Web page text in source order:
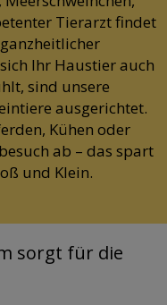
Tierarzt findet
Ihr Haustier auch
sind unsere
ausgerichtet.
Kühen oder
ab – das spart
und Klein.
sorgt für die